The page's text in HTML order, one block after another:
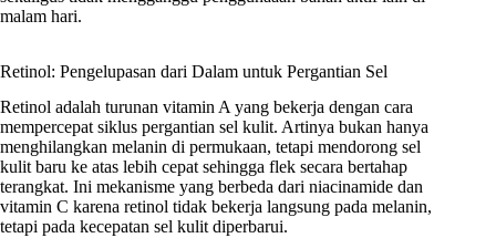
malam hari.
Retinol: Pengelupasan dari Dalam untuk Pergantian Sel
Retinol adalah turunan vitamin A yang bekerja dengan cara
mempercepat siklus pergantian sel kulit. Artinya bukan hanya
menghilangkan melanin di permukaan, tetapi mendorong sel
kulit baru ke atas lebih cepat sehingga flek secara bertahap
terangkat. Ini mekanisme yang berbeda dari niacinamide dan
vitamin C karena retinol tidak bekerja langsung pada melanin,
tetapi pada kecepatan sel kulit diperbarui.